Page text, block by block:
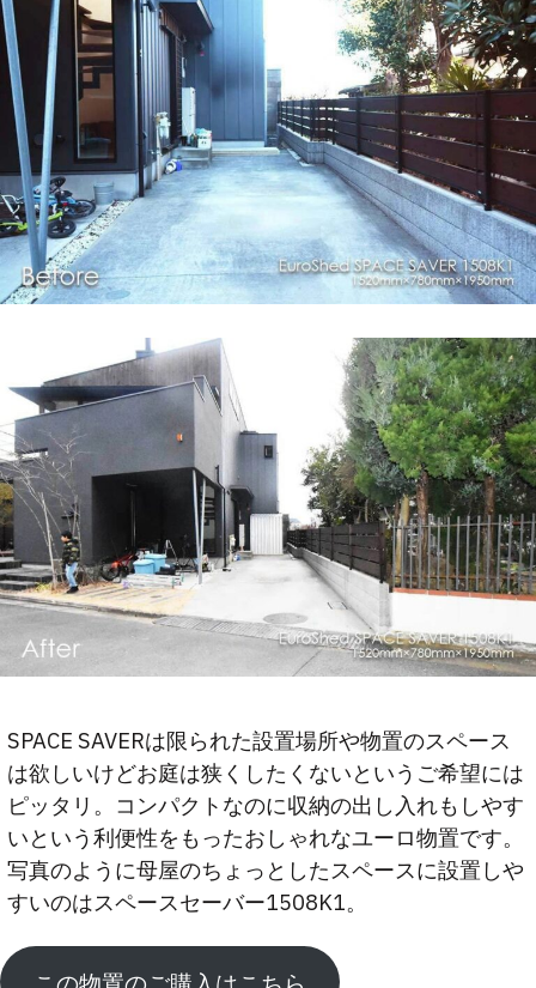
SPACE SAVERは限られた設置場所や物置のスペース
は欲しいけどお庭は狭くしたくないというご希望には
ピッタリ。コンパクトなのに収納の出し入れもしやす
いという利便性をもったおしゃれなユーロ物置です。
写真のように母屋のちょっとしたスペースに設置しや
すいのはスペースセーバー1508K1。